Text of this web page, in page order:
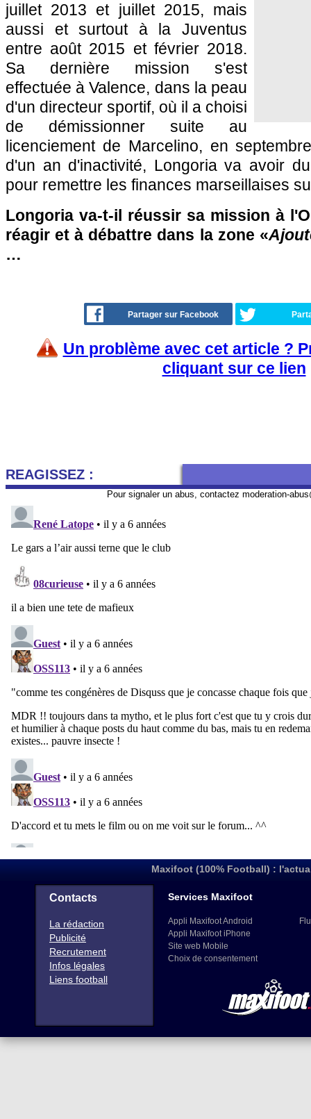
juillet 2013 et juillet 2015, mais
aussi et surtout à la Juventus
entre août 2015 et février 2018.
Sa dernière mission s'est
effectuée à Valence, dans la peau
d'un directeur sportif, où il a choisi
de démissionner suite au
licenciement de Marcelino, en
d'un an d'inactivité, Longoria va avoir
pour remettre les finances marseillaises
Longoria va-t-il réussir sa mission à
réagir et à débattre dans la zone «
…
Partager sur Facebook
Un problème avec cet article ?
cliquant sur ce lien
REAGISSEZ :
Pour signaler un abus, contactez moderation-
Maxifoot (100% Football) :
Contacts
La rédaction
Publicité
Recrutement
Infos légales
Liens football
Services Maxifoot
Appli Maxifoot Android
Appli Maxifoot iPhone
Site web Mobile
Choix de consentement